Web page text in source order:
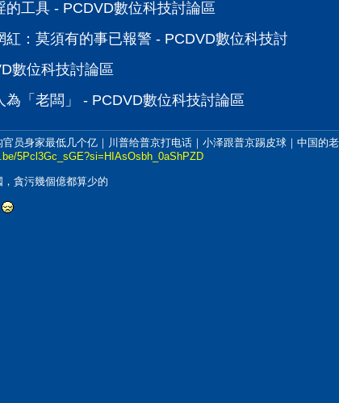
工具 - PCDVD數位科技討論區
：莫須有的事已報警 - PCDVD數位科技討論區
數位科技討論區
「老闆」 - PCDVD數位科技討論區
官员身家最低几个亿｜川普给普京打电话｜小泽跟普京踢皮球｜中国的
5Pcl3Gc_sGE?si=HIAsOsbh_0aShPZD
貪污幾個億都算少的